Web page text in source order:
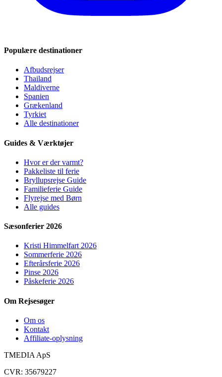
Populære destinationer
Afbudsrejser
Thailand
Maldiverne
Spanien
Grækenland
Tyrkiet
Alle destinationer
Guides & Værktøjer
Hvor er der varmt?
Pakkeliste til ferie
Bryllupsrejse Guide
Familieferie Guide
Flyrejse med Børn
Alle guides
Sæsonferier 2026
Kristi Himmelfart 2026
Sommerferie 2026
Efterårsferie 2026
Pinse 2026
Påskeferie 2026
Om Rejsesøger
Om os
Kontakt
Affiliate-oplysning
TMEDIA ApS
CVR: 35679227